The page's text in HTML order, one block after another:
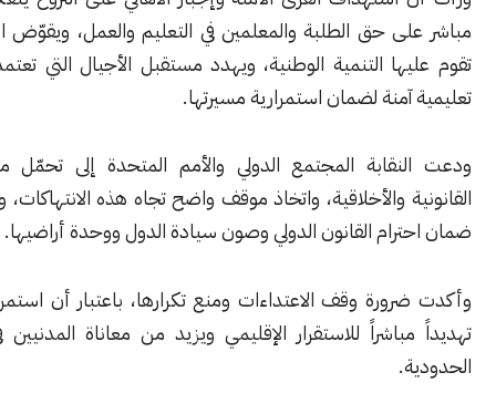
حق الطلبة والمعلمين في التعليم والعمل، ويقوّض الأسس التي
التنمية الوطنية، ويهدد مستقبل الأجيال التي تعتمد على بيئة
لضمان استمرارية مسيرتها.
المجتمع الدولي والأمم المتحدة إلى تحمّل مسؤولياتهما
والأخلاقية، واتخاذ موقف واضح تجاه هذه الانتهاكات، والعمل على
القانون الدولي وصون سيادة الدول ووحدة أراضيها.
وقف الاعتداءات ومنع تكرارها، باعتبار أن استمرارها يشكل
للاستقرار الإقليمي ويزيد من معاناة المدنيين في المناطق